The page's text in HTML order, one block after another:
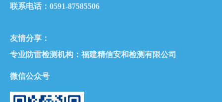
联系电话：0591-87585506
友情分享：
专业防雷检测机构： 福建精信安和检测有限公司
微信公众号